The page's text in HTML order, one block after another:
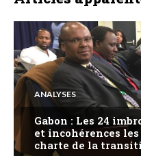
ANALYSES
Gabon : Les 24
et incohérences
charte de la